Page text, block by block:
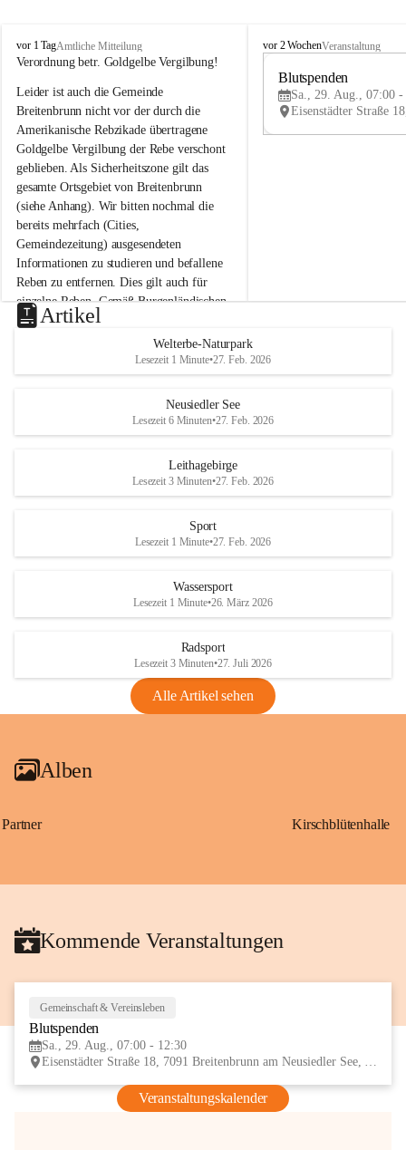
B
r
i
t
e
n
b
r
u
n
n
a
m
N
e
u
s
d
S
vor 1 TagAmtliche Mitteilung
Verordnung betr. Goldgelbe Vergilbung!
Leider ist auch die Gemeinde
Breitenbrunn nicht vor der durch die
Amerikanische Rebzikade übertragene
Goldgelbe Vergilbung der Rebe verschont
geblieben. Als Sicherheitszone gilt das
gesamte Ortsgebiet von Breitenbrunn
(siehe Anhang). Wir bitten nochmal die
bereits mehrfach (Cities,
Gemeindezeitung) ausgesendeten
Informationen zu studieren und befallene
Reben zu entfernen. Dies gilt auch für
einzelne Reben. Gemäß Burgenländischen
Weinbaugesetz sind nicht gepflegte oder
unzulässige Weingärten zu roden! Bitte
helfen wir zusammen um unsere Winzer
vor den prognostizierten Ernteausfällen
und den daraus folgenden wirtschaftlichen
Maßnahmen zur Bekämpfung
Rebe und der Amerikanischen
Anhang VBl. EU Nr. 18
1 Seite•1,4 MB
VBl. EU Nr. 18_2026
B
e
u
e
d
r
S
vor 2 WochenVeranstaltung
Blutspenden
Sa., 29. Aug., 07:00 -
Artikel
Welterbe-Naturpark
Lesezeit 1 Minute•27. Feb. 2026
Neusiedler See
Lesezeit 6 Minuten•27. Feb. 2026
Leithagebirge
Lesezeit 3 Minuten•27. Feb. 2026
Sport
Lesezeit 1 Minute•27. Feb. 2026
Wassersport
Lesezeit 1 Minute•26. März 2026
Radsport
Lesezeit 3 Minuten•27. Juli 2026
Alle Artikel sehen
Alben
Partner Kirschblütenhalle
Kommende Veranstaltungen
Gemeinschaft & Vereinsleben
Blutspenden
Sa., 29. Aug., 07:00 - 12:30
Eisenstädter Straße 18, 7091 Breitenbrunn am Neusiedler See, AUT
Veranstaltungskalender